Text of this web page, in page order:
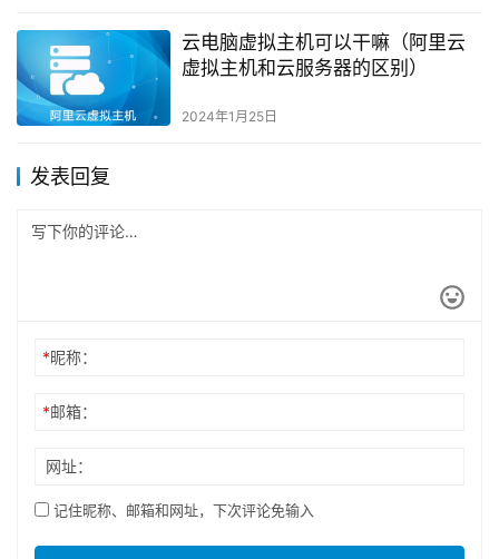
云电脑虚拟主机可以干嘛（阿里云
虚拟主机和云服务器的区别）
2024年1月25日
发表回复
*昵称：
*邮箱：
网址：
记住昵称、邮箱和网址，下次评论免输入